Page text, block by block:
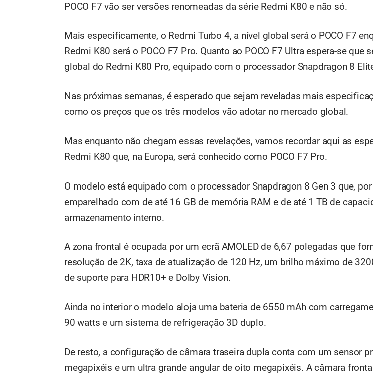
POCO F7 vão ser versões renomeadas da série Redmi K80 e não só.
Mais especificamente, o Redmi Turbo 4, a nível global será o POCO F7
Redmi K80 será o POCO F7 Pro. Quanto ao POCO F7 Ultra espera-se que
global do Redmi K80 Pro, equipado com o processador Snapdragon 8
Nas próximas semanas, é esperado que sejam reveladas mais
como os preços que os três modelos vão adotar no mercado global.
Mas enquanto não chegam essas revelações, vamos recordar aqui as
Redmi K80 que, na Europa, será conhecido como POCO F7 Pro.
O modelo está equipado com o processador Snapdragon 8 Gen 3 que,
emparelhado com de até 16 GB de memória RAM e de até 1 TB de
armazenamento interno.
A zona frontal é ocupada por um ecrã AMOLED de 6,67 polegadas que
resolução de 2K, taxa de atualização de 120 Hz, um brilho máximo de
de suporte para HDR10+ e Dolby Vision.
Ainda no interior o modelo aloja uma bateria de 6550 mAh com
90 watts e um sistema de refrigeração 3D duplo.
De resto, a configuração de câmara traseira dupla conta com um sensor
megapixéis e um ultra grande angular de oito megapixéis. A câmara